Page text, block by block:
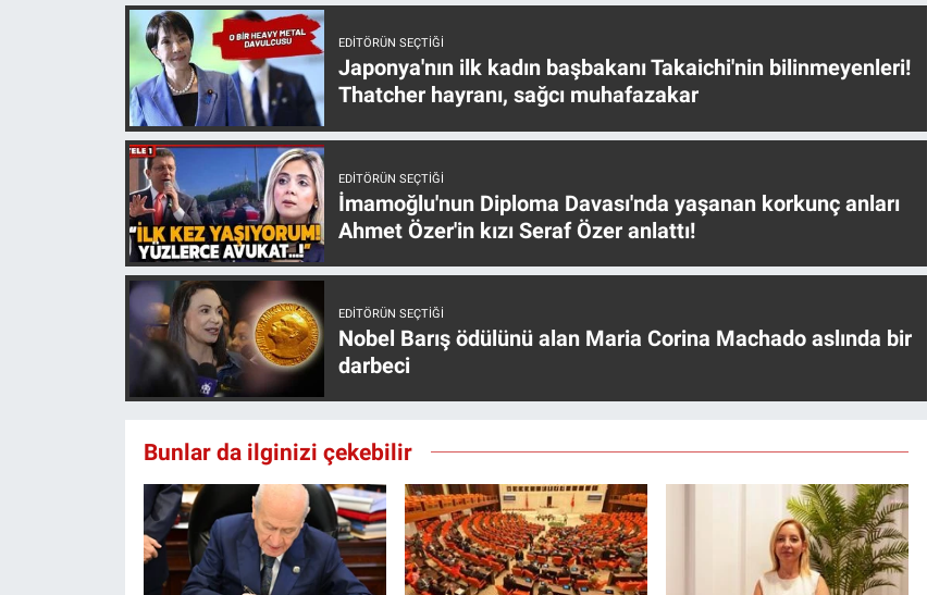
EDITÖRÜN SEÇTIĞI
Japonya'nın ilk kadın başbakanı Takaichi'nin bilinmeyenleri!
Thatcher hayranı, sağcı muhafazakar
EDITÖRÜN SEÇTIĞI
İmamoğlu'nun Diploma Davası'nda yaşanan korkunç anları
Ahmet Özer'in kızı Seraf Özer anlattı!
EDITÖRÜN SEÇTIĞI
Nobel Barış ödülünü alan Maria Corina Machado aslında bir
darbeci
Bunlar da ilginizi çekebilir